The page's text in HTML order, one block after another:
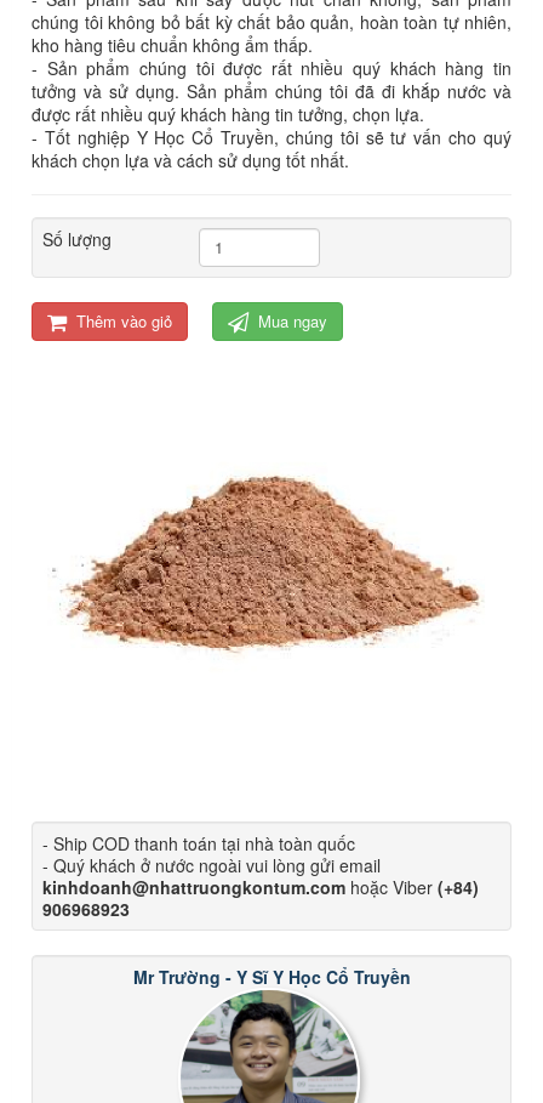
chúng tôi không bỏ bất kỳ chất bảo quản, hoàn toàn tự nhiên,
kho hàng tiêu chuẩn không ẩm thấp.
- Sản phẩm chúng tôi được rất nhiều quý khách hàng tin
tưởng và sử dụng. Sản phẩm chúng tôi đã đi khắp nước và
được rất nhiều quý khách hàng tin tưởng, chọn lựa.
- Tốt nghiệp Y Học Cổ Truyền, chúng tôi sẽ tư vấn cho quý
khách chọn lựa và cách sử dụng tốt nhất.
Số lượng
Thêm vào giỏ Mua ngay
- Ship COD thanh toán tại nhà toàn quốc
- Quý khách ở nước ngoài vui lòng gửi email
kinhdoanh@nhattruongkontum.com hoặc Viber (+84)
906968923
Mr Trường - Y Sĩ Y Học Cổ Truyền